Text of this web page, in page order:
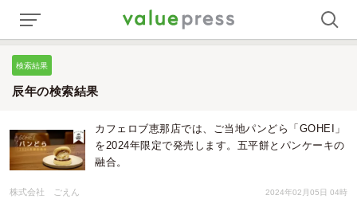
検索結果
辰年の検索結果
カフェロブ恵那店では、ご当地パンどら「GOHEI」
を2024年限定で発売します。五平餅とパンケーキの
融合。
株式会社 ごえん 2024年02月05日 04時